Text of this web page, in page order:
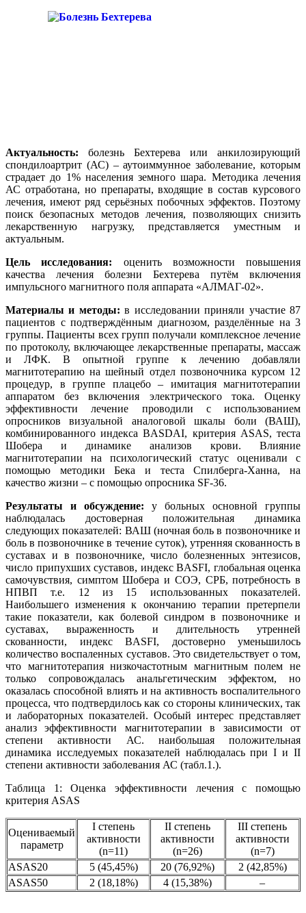
Актуальность: болезнь Бехтерева или анкилозирующий
спондилоартрит (АС) – аутоиммунное заболевание, которым
страдает до 1% населения земного шара. Методика лечения
АС отработана, но препараты, входящие в состав курсового
лечения, имеют ряд серьёзных побочных эффектов. Поэтому
поиск безопасных методов лечения, позволяющих снизить
лекарственную нагрузку, представляется уместным и
актуальным.
Цель исследования: оценить возможности повышения
качества лечения болезни Бехтерева путём включения
импульсного магнитного поля аппарата «АЛМАГ-02».
Материалы и методы: в исследовании приняли участие 87
пациентов с подтверждённым диагнозом, разделённые на 3
группы. Пациенты всех групп получали комплексное лечение
по протоколу, включающее лекарственные препараты, массаж
и ЛФК. В опытной группе к лечению добавляли
магнитотерапию на шейный отдел позвоночника курсом 12
процедур, в группе плацебо – имитация магнитотерапии
аппаратом без включения электрического тока. Оценку
эффективности лечение проводили с использованием
опросников визуальной аналоговой шкалы боли (ВАШ),
комбинированного индекса BASDAI, критерия ASAS, теста
Шобера и динамике анализов крови. Влияние
магнитотерапии на психологический статус оценивали с
помощью методики Бека и теста Спилберга-Ханна, на
качество жизни – с помощью опросника SF-36.
Результаты и обсуждение: у больных основной группы
наблюдалась достоверная положительная динамика
следующих показателей: ВАШ (ночная боль в позвоночнике и
боль в позвоночнике в течение суток), утренняя скованность в
суставах и в позвоночнике, число болезненных энтезисов,
число припухших суставов, индекс BASFI, глобальная оценка
самочувствия, симптом Шобера и СОЭ, СРБ, потребность в
НПВП т.е. 12 из 15 использованных показателей.
Наибольшего изменения к окончанию терапии претерпели
такие показатели, как болевой синдром в позвоночнике и
суставах, выраженность и длительность утренней
скованности, индекс BASFI, достоверно уменьшилось
количество воспаленных суставов. Это свидетельствует о том,
что магнитотерапия низкочастотным магнитным полем не
только сопровождалась анальгетическим эффектом, но
оказалась способной влиять и на активность воспалительного
процесса, что подтвердилось как со стороны клинических, так
и лабораторных показателей. Особый интерес представляет
анализ эффективности магнитотерапии в зависимости от
степени активности АС. наибольшая положительная
динамика исследуемых показателей наблюдалась при I и II
степени активности заболевания АС (табл.1.).
Таблица 1: Оценка эффективности лечения с помощью
критерия ASAS
Оцениваемый
параметр
I степень
активности
(n=11)
II степень
активности
(n=26)
III степень
активности
(n=7)
ASAS20
5 (45,45%) 20 (76,92%)
2 (42,85%)
ASAS50
2 (18,18%) 4 (15,38%) –